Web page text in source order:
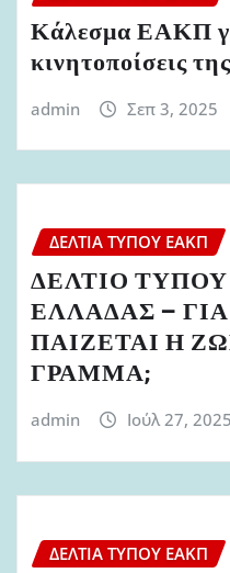
Κάλεσμα ΕΑΚΠ
κινητοποίσεις
admin Σεπ 3, 2025
ΔΕΛΤΊΑ ΤΎΠΟΥ ΕΑΚΠ
ΔΕΛΤΙΟ
ΕΛΛΑΔΑΣ –
ΠΑΙΖΕΤΑΙ Η
ΓΡΑΜΜΑ;
admin Ιούλ 27, 2025
ΔΕΛΤΊΑ ΤΎΠΟΥ ΕΑΚΠ